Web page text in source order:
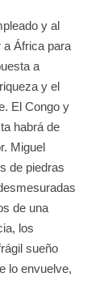
y al
a África para
a
y el
El Congo y
habrá de
Miguel
de piedras
de una
los
sueño
lo envuelve,